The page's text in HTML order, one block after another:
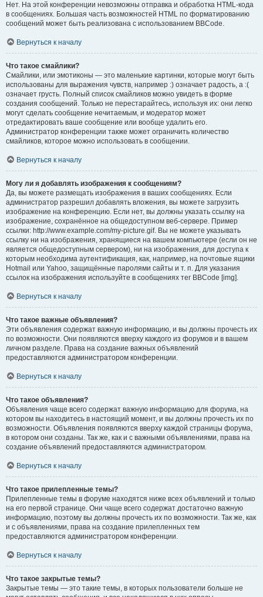
Нет. На этой конференции невозможны отправка и обработка HTML-кода
в сообщениях. Большая часть возможностей HTML по форматированию
сообщений может быть реализована с использованием BBCode.
Вернуться к началу
Что такое смайлики?
Смайлики, или эмотиконы — это маленькие картинки, которые могут быть
использованы для выражения чувств, например :) означает радость, а :(
означает грусть. Полный список смайликов можно увидеть в форме
создания сообщений. Только не перестарайтесь, используя их: они легко
могут сделать сообщение нечитаемым, и модератор может
отредактировать ваше сообщение или вообще удалить его.
Администратор конференции также может ограничить количество
смайликов, которое можно использовать в сообщении.
Вернуться к началу
Могу ли я добавлять изображения к сообщениям?
Да, вы можете размещать изображения в ваших сообщениях. Если
администратор разрешил добавлять вложения, вы можете загрузить
изображение на конференцию. Если нет, вы должны указать ссылку на
изображение, сохранённое на общедоступном веб-сервере. Пример
ссылки: http://www.example.com/my-picture.gif. Вы не можете указывать
ссылку ни на изображения, хранящиеся на вашем компьютере (если он не
является общедоступным сервером), ни на изображения, для доступа к
которым необходима аутентификация, как, например, на почтовые ящики
Hotmail или Yahoo, защищённые паролями сайты и т. п. Для указания
ссылок на изображения используйте в сообщениях тег BBCode [img].
Вернуться к началу
Что такое важные объявления?
Эти объявления содержат важную информацию, и вы должны прочесть их
по возможности. Они появляются вверху каждого из форумов и в вашем
личном разделе. Права на создание важных объявлений
предоставляются администратором конференции.
Вернуться к началу
Что такое объявления?
Объявления чаще всего содержат важную информацию для форума, на
котором вы находитесь в настоящий момент, и вы должны прочесть их по
возможности. Объявления появляются вверху каждой страницы форума,
в котором они созданы. Так же, как и с важными объявлениями, права на
создание объявлений предоставляются администратором.
Вернуться к началу
Что такое прилепленные темы?
Прилепленные темы в форуме находятся ниже всех объявлений и только
на его первой странице. Они чаще всего содержат достаточно важную
информацию, поэтому вы должны прочесть их по возможности. Так же, как
и с объявлениями, права на создание прилепленных тем
предоставляются администратором конференции.
Вернуться к началу
Что такое закрытые темы?
Закрытые темы — это такие темы, в которых пользователи больше не